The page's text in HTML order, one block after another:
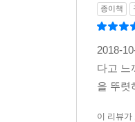
공부를 정
보며 '가능
- 신여성
'노력했다'
종이책
2018-
다고 느
을 뚜렷
이 리뷰가